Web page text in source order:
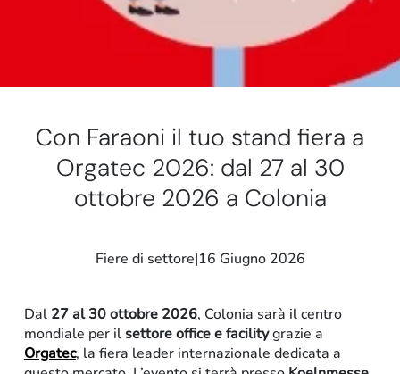
Stand e showroom
Con Faraoni il tuo stand fiera a
Orgatec 2026: dal 27 al 30
ottobre 2026 a Colonia
Fiere di settore|16 Giugno 2026
Dal 27 al 30 ottobre 2026, Colonia sarà il centro
mondiale per ilsettore office e facilitygrazie a
Orgatec, la fiera leader internazionale dedicata a